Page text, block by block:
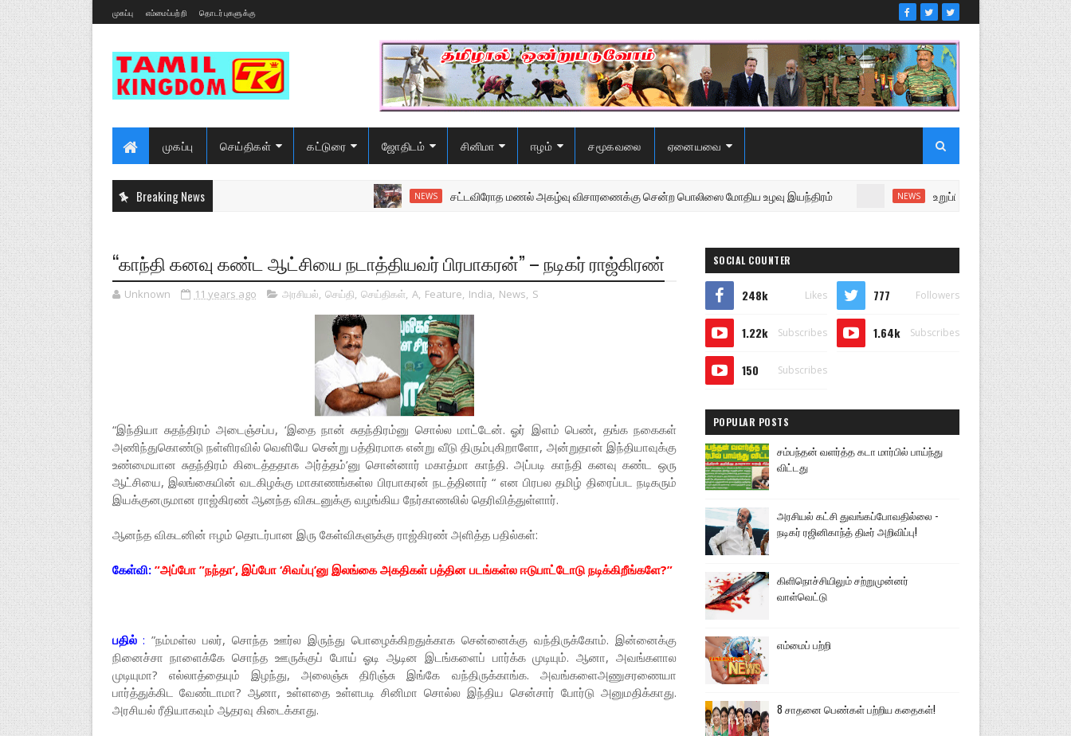
முகப்பு எம்மைப்பற்றி தொடர்புகளுக்கு
முகப்பு செய்திகள் கட்டுரை ஜோதிடம் சினிமா ஈழம் சமூகவலை ஏனையவை
Breaking News NEWS சட்டவிரோத மணல் அகழ்வு விசாரணைக்கு சென்ற பொலிஸை மோதிய உழவு இயந்திரம் உறுப்பினரை வெளியேற்றி சபையை
“காந்தி கனவு கண்ட ஆட்சியை நடாத்தியவர் பிரபாகரன்” – நடிகர் ராஜ்கிரண்
Unknown 11 years ago அரசியல், செய்தி, செய்திகள், A, Feature, India, News, S
“இந்தியா சுதந்திரம் அடைஞ்சப்ப, ‘இதை நான் சுதந்திரம்னு சொல்ல மாட்டேன். ஓர் இளம் பெண், தங்க நகைகள்
அணிந்துகொண்டு நள்ளிரவில் வெளியே சென்று பத்திரமாக என்று வீடு திரும்புகிறாளோ, அன்றுதான் இந்தியாவுக்கு
உண்மையான சுதந்திரம் கிடைத்ததாக அர்த்தம்’னு சொன்னார் மகாத்மா காந்தி. அப்படி காந்தி கனவு கண்ட ஒரு
ஆட்சியை, இலங்கையின் வடகிழக்கு மாகாணங்கள்ல பிரபாகரன் நடத்தினார் “ என பிரபல தமிழ் திரைப்பட நடிகரும்
இயக்குனருமான ராஜ்கிரண் ஆனந்த விகடனுக்கு வழங்கிய நேர்காணலில் தெரிவித்துள்ளார்.
ஆனந்த விகடனின் ஈழம் தொடர்பான இரு கேள்விகளுக்கு ராஜ்கிரண் அளித்த பதில்கள்:
கேள்வி:”அப்போ ”நந்தா’, இப்போ ‘சிவப்பு’னு இலங்கை அகதிகள் பத்தின படங்கள்ல ஈடுபாட்டோடு நடிக்கிறீங்களே?”
பதில்:”நம்மள்ல பலர், சொந்த ஊர்ல இருந்து பொழைக்கிறதுக்காக சென்னைக்கு வந்திருக்கோம். இன்னைக்கு
நினைச்சா நாளைக்கே சொந்த ஊருக்குப் போய் ஓடி ஆடின இடங்களைப் பார்க்க முடியும். ஆனா, அவங்களால
முடியுமா? எல்லாத்தையும் இழந்து, அலைஞ்சு திரிஞ்சு இங்கே வந்திருக்காங்க. அவங்களைஅணுசரணையா
பார்த்துக்கிட வேண்டாமா? ஆனா, உள்ளதை உள்ளபடி சினிமா சொல்ல இந்திய சென்சார் போர்டு அனுமதிக்காது.
அரசியல் ரீதியாகவும் ஆதரவு கிடைக்காது.
SOCIAL COUNTER
248k Likes 777 Followers
1.22k Subscribes 1.64k Subscribes
150 Subscribes
POPULAR POSTS
சம்பந்தன் வளர்த்த கடா மார்பில் பாய்ந்து
விட்டது
அரசியல் கட்சி துவங்கப்போவதில்லை -
நடிகர் ரஜினிகாந்த் திடீர் அறிவிப்பு!
கிளிநொச்சியிலும் சற்றுமுன்னர்
வாள்வெட்டு
எம்மைப் பற்றி
8 சாதனை பெண்கள் பற்றிய கதைகள்!